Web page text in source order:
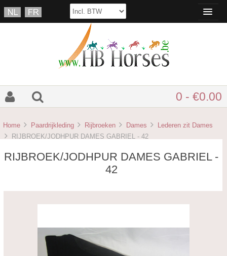
0 - €0.00
Home Paardrijkleding Rijbroeken Dames
Lederen zit Dames
RIJBROEK/JODHPUR DAMES GABRIEL - 42
RIJBROEK/JODHPUR DAMES GABRIEL -
42